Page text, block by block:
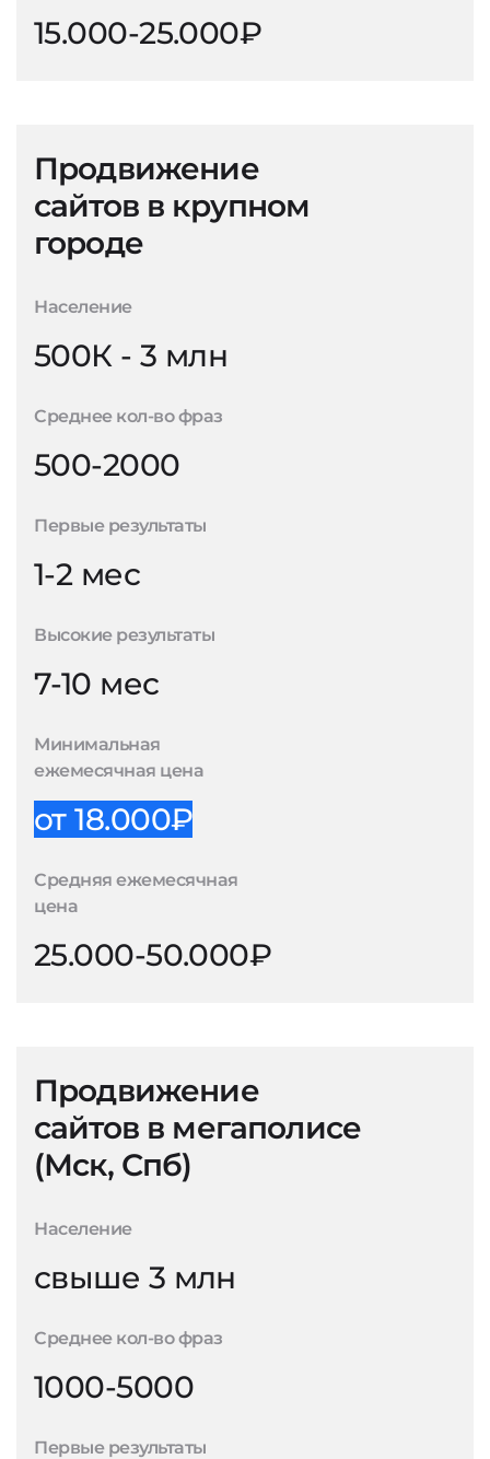
15.000-25.000₽
Продвижение
сайтов в крупном
городе
Население
500К - 3 млн
Среднее кол-во фраз
500-2000
Первые результаты
1-2 мес
Высокие результаты
7-10 мес
Минимальная
ежемесячная цена
от 18.000₽
Средняя ежемесячная
цена
25.000-50.000₽
Продвижение
сайтов в мегаполисе
(Мск, Спб)
Население
свыше 3 млн
Среднее кол-во фраз
1000-5000
Первые результаты